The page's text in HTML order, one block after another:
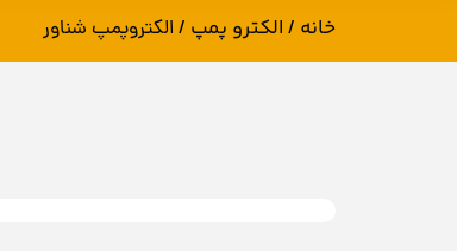
خانه /الکترو پمپ / الکتروپمپ شناور